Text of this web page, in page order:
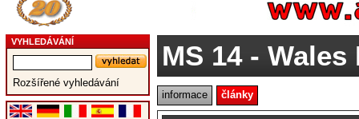
VYHLEDÁVÁNÍ
Rozšířené vyhledávání
MS 14- Wales
informace články